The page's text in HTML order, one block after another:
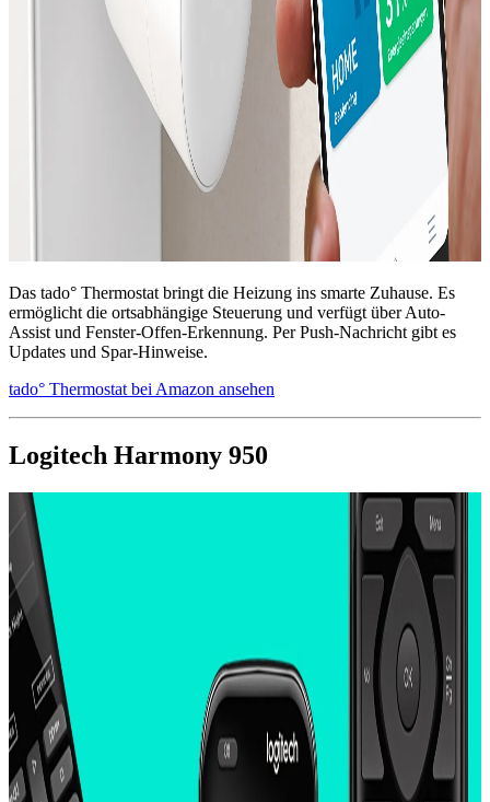
Das tado° Thermostat bringt die Heizung ins smarte Zuhause. Es
ermöglicht die ortsabhängige Steuerung und verfügt über Auto-
Assist und Fenster-Offen-Erkennung. Per Push-Nachricht gibt es
Updates und Spar-Hinweise.
tado° Thermostat bei Amazon ansehen
Logitech Harmony 950